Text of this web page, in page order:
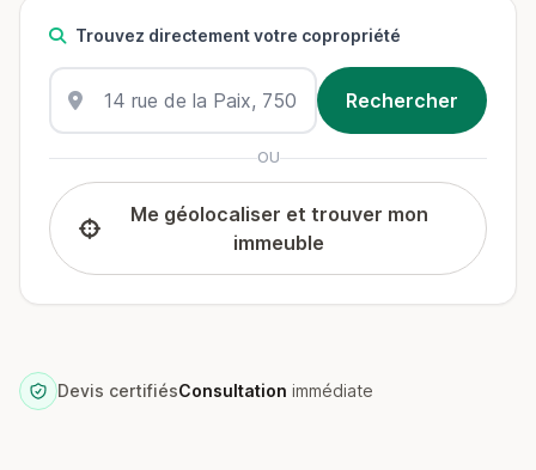
Trouvez directement votre copropriété
OU
Me géolocaliser et trouver mon
immeuble
Devis certifiésConsultation immédiate